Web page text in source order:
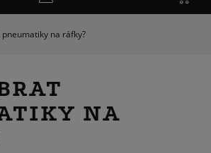
pneumatiky na ráfky?
NA